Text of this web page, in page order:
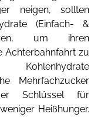
neigen, sollten
(Einfach- &
um ihren
Achterbahnfahrt zu
Mehrfachzucker
Schlüssel für
Heißhunger.